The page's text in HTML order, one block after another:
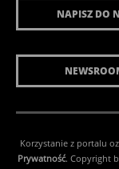
NAPISZ DO
Korzystanie z portalu
Prywatność. Copyright